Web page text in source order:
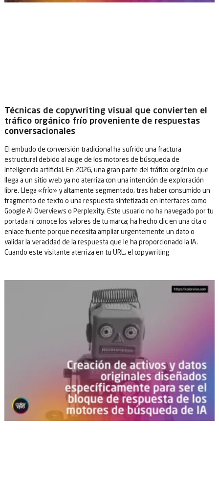
Técnicas de copywriting visual que convierten el
tráfico orgánico frío proveniente de respuestas
conversacionales
El embudo de conversión tradicional ha sufrido una fractura
estructural debido al auge de los motores de búsqueda de
inteligencia artificial. En 2026, una gran parte del tráfico orgánico que
llega a un sitio web ya no aterriza con una intención de exploración
libre. Llega «frío» y altamente segmentado, tras haber consumido un
fragmento de texto o una respuesta sintetizada en interfaces como
Google AI Overviews o Perplexity. Este usuario no ha navegado por tu
portada ni conoce los valores de tu marca; ha hecho clic en una cita o
enlace fuente porque necesita ampliar urgentemente un dato o
validar la veracidad de la respuesta que le ha proporcionado la IA.
Cuando este visitante aterriza en tu URL, el copywriting